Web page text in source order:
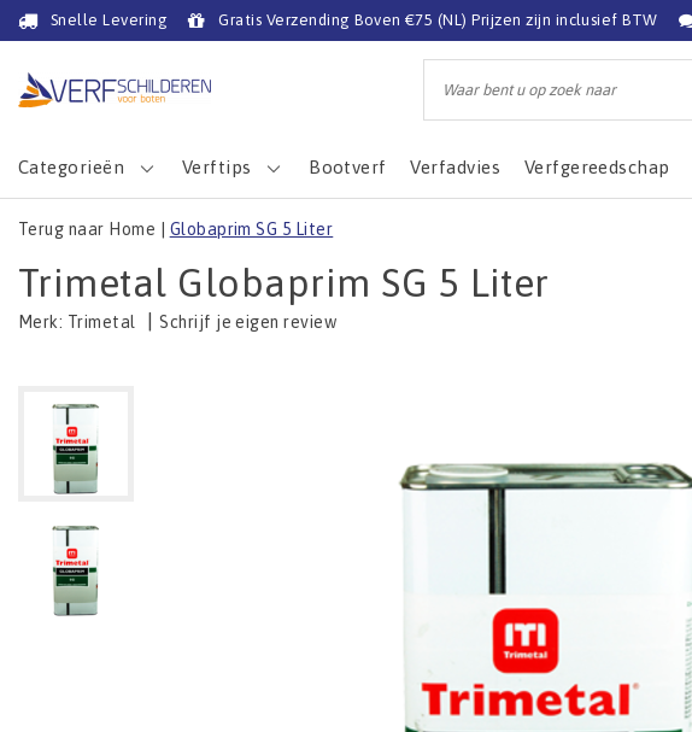
Snelle Levering Gratis Verzending Boven €75 (NL) Prijzen zijn inclusief BTW
Categorieën Verftips Bootverf Verfadvies Verfgereedschap
Terug naar Home Globaprim SG 5 Liter
Trimetal Globaprim SG 5 Liter
Merk: Trimetal |Schrijf je eigen review